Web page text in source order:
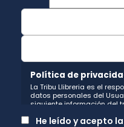
Política de
La Tribu Llibreria es el
datos personales del
siguiente información del
Fin del tratamiento:
He leído y acepto la